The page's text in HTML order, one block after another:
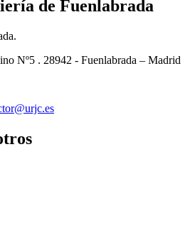
de Fuenlabrada
Nº5 . 28942 - Fuenlabrada – Madrid